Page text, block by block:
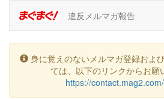
違反メルマガ報告
身に覚えのないメルマガ登録およ
ては、以下のリンクからお願
https://